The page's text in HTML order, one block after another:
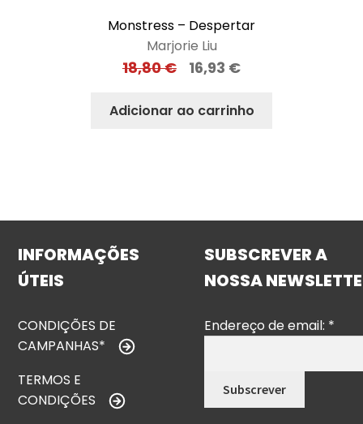
Monstress – Despertar
Marjorie Liu
18,80€ 16,93 €
Adicionar ao carrinho
INFORMAÇÕES
ÚTEIS
CONDIÇÕES DE
CAMPANHAS*
TERMOS E
CONDIÇÕES
SUBSCREVER A
NOSSA
Endereço de email: *